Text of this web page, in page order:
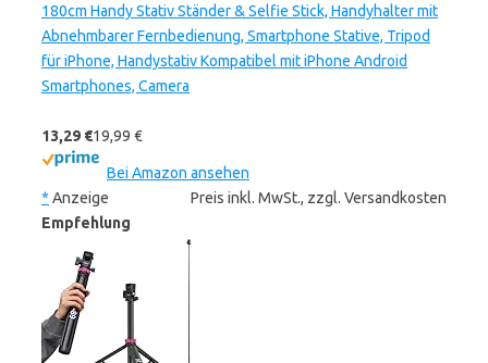
180cm Handy Stativ Ständer & Selfie Stick, Handyhalter mit
Abnehmbarer Fernbedienung, Smartphone Stative, Tripod
für iPhone, Handystativ Kompatibel mit iPhone Android
Smartphones, Camera
13,29 €19,99 €
Bei Amazon ansehen
* Anzeige
Preis inkl. MwSt., zzgl. Versandkosten
Empfehlung